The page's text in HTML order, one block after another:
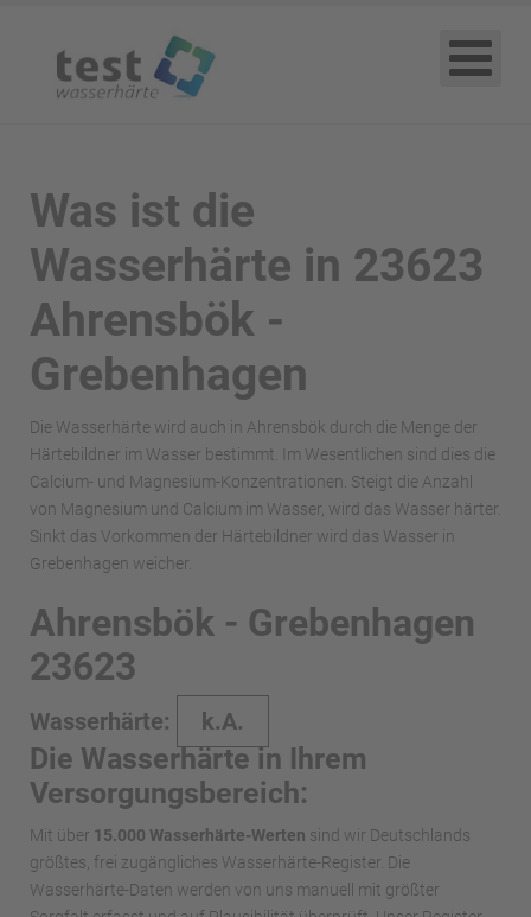
Was ist die
Wasserhärte in 23623
Ahrensbök -
Grebenhagen
Die Wasserhärte wird auch in Ahrensbök durch die Menge der
Härtebildner im Wasser bestimmt. Im Wesentlichen sind dies die
Calcium- und Magnesium-Konzentrationen. Steigt die Anzahl
von Magnesium und Calcium im Wasser, wird das Wasser härter.
Sinkt das Vorkommen der Härtebildner wird das Wasser in
Grebenhagen weicher.
Ahrensbök - Grebenhagen
23623
Wasserhärte: k.A.
Die Wasserhärte in Ihrem
Versorgungsbereich:
Mit über 15.000 Wasserhärte-Werten sind wir Deutschlands
größtes, frei zugängliches Wasserhärte-Register. Die
Wasserhärte-Daten werden von uns manuell mit größter